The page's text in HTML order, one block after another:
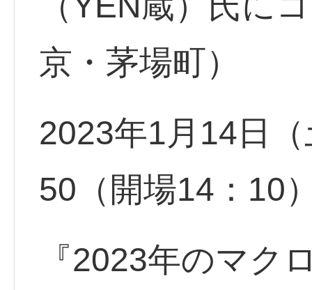
京・茅場町）
2023年1月14日
50（開場14：10
『2023年のマク